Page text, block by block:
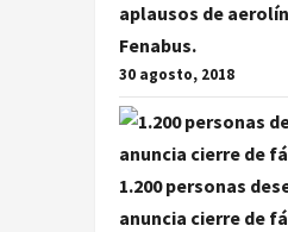
aplausos de
Fenabus.
30 agosto, 2018
1.200 personas
anuncia cierre de